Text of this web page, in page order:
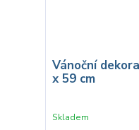
Vánoční
x 59 cm
Skladem